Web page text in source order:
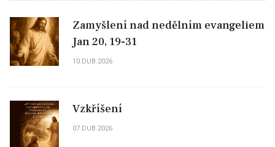
Zamyšlení nad nedělním evangeliem
Jan 20, 19-31
10.DUB.2026
Vzkříšení
07.DUB.2026